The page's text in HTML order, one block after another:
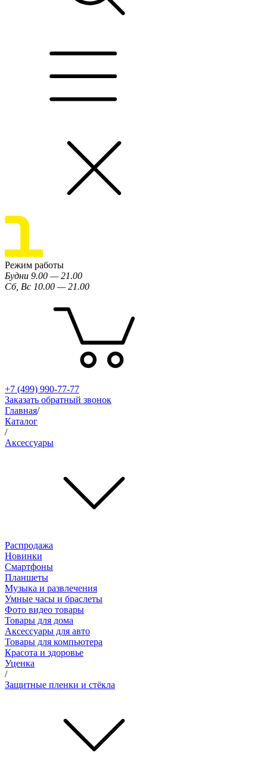
Режим работы
Будни 9.00 — 21.00
Сб, Вс 10.00 — 21.00
+7 (499) 990-77-77
Заказать обратный звонок
Главная/
Каталог
/
Аксессуары
Распродажа
Новинки
Смартфоны
Планшеты
Музыка и развлечения
Умные часы и браслеты
Фото видео товары
Товары для дома
Аксессуары для авто
Товары для компьютера
Красота и здоровье
Уценка
/
Защитные пленки и стёкла